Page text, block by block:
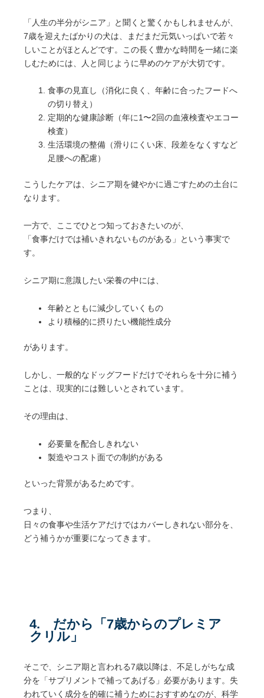
「人生の半分がシニア」と聞くと驚くかもしれませんが、
7歳を迎えたばかりの犬は、まだまだ元気いっぱいで若々
しいことがほとんどです。この長く豊かな時間を一緒に楽
しむためには、人と同じように早めのケアが大切です。
食事の見直し（消化に良く、年齢に合ったフードへ
の切り替え）
定期的な健康診断（年に1〜2回の血液検査やエコー
検査）
生活環境の整備（滑りにくい床、段差をなくすなど
足腰への配慮）
こうしたケアは、シニア期を健やかに過ごすための土台に
なります。
一方で、ここでひとつ知っておきたいのが、
「食事だけでは補いきれないものがある」という事実で
す。
シニア期に意識したい栄養の中には、
年齢とともに減少していくもの
より積極的に摂りたい機能性成分
があります。
しかし、一般的なドッグフードだけでそれらを十分に補う
ことは、現実的には難しいとされています。
その理由は、
必要量を配合しきれない
製造やコスト面での制約がある
といった背景があるためです。
つまり、
日々の食事や生活ケアだけではカバーしきれない部分を、
どう補うかが重要になってきます。
4. だから「7歳からのプレミア
クリル」
そこで、シニア期と言われる7歳以降は、不足しがちな成
分を「サプリメントで補ってあげる」必要があります。失
われていく成分を的確に補うためにおすすめなのが、科学